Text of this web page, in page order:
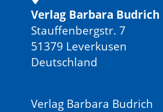
Verlag Barbara Budrich
Stauffenbergstr. 7
51379 Leverkusen
Deutschland
Verlag Barbara Budrich